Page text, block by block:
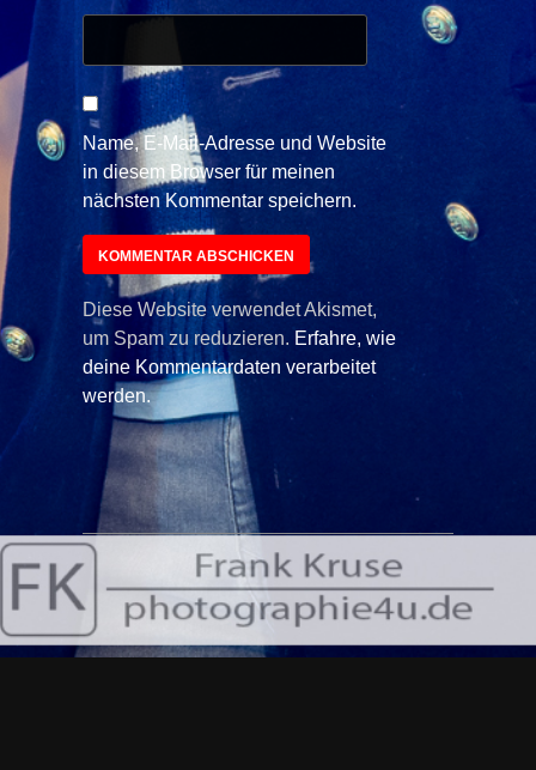
Name, E-Mail-Adresse und Website
in diesem Browser für meinen
nächsten Kommentar speichern.
Diese Website verwendet Akismet,
um Spam zu reduzieren. Erfahre, wie
deine Kommentardaten verarbeitet
werden.